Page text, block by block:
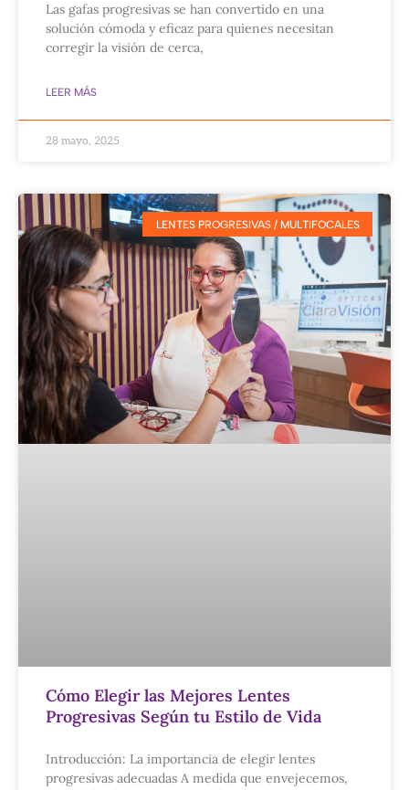
Las gafas progresivas se han convertido en una
solución cómoda y eficaz para quienes necesitan
corregir la visión de cerca,
LEER MÁS
28 mayo, 2025
LENTES PROGRESIVAS / MULTIFOCALES
Cómo Elegir las Mejores Lentes
Progresivas Según tu Estilo de Vida
Introducción: La importancia de elegir lentes
progresivas adecuadas A medida que envejecemos,